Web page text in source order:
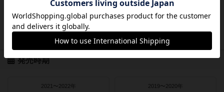
1人用 2人用
3～4人用 4～8人用
発売時期
2021〜2022年 2019〜2020年